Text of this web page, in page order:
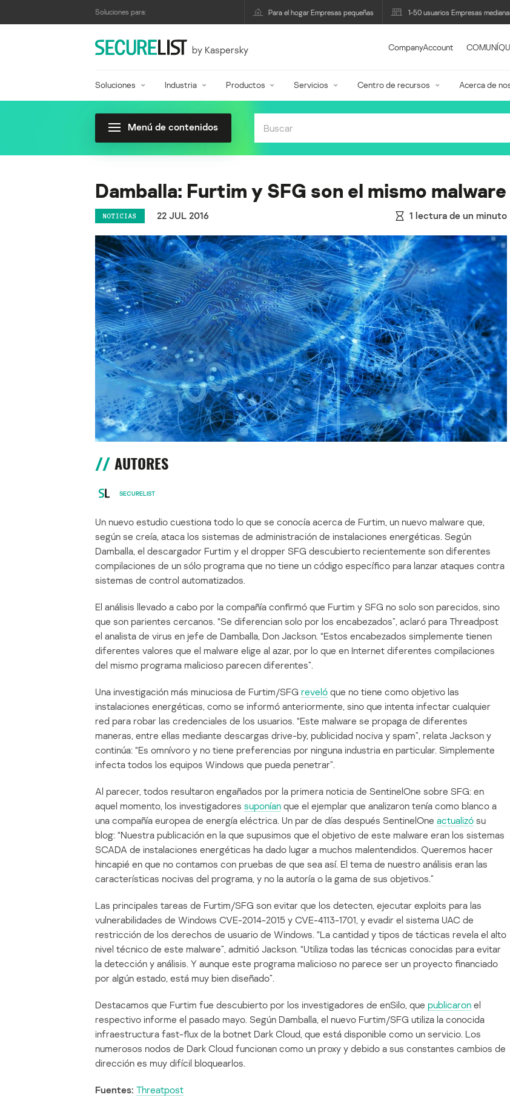
Soluciones para: Para el hogar Empresas pequeñas 1-50 usuarios Empresas
by Kaspersky CompanyAccount
Soluciones Industria Productos Servicios Centro de recursos Acerca de
Menú de contenidos
Damballa: Furtim y SFG son el mismo malware
NOTICIAS 22 JUL 2016 1 lectura de un minuto
AUTORES
SECURELIST
Un nuevo estudio cuestiona todo lo que se conocía acerca de Furtim, un nuevo malware que,
según se creía, ataca los sistemas de administración de instalaciones energéticas. Según
Damballa, el descargador Furtim y el dropper SFG descubierto recientemente son diferentes
compilaciones de un sólo programa que no tiene un código específico para lanzar ataques contra
sistemas de control automatizados.
El análisis llevado a cabo por la compañía confirmó que Furtim y SFG no solo son parecidos, sino
que son parientes cercanos. “Se diferencian solo por los encabezados”, aclaró para Threadpost
el analista de virus en jefe de Damballa, Don Jackson. “Estos encabezados simplemente tienen
diferentes valores que el malware elige al azar, por lo que en Internet diferentes compilaciones
del mismo programa malicioso parecen diferentes”.
Una investigación más minuciosa de Furtim/SFG reveló que no tiene como objetivo las
instalaciones energéticas, como se informó anteriormente, sino que intenta infectar cualquier
red para robar las credenciales de los usuarios. “Este malware se propaga de diferentes
maneras, entre ellas mediante descargas drive-by, publicidad nociva y spam”, relata Jackson y
continúa: “Es omnívoro y no tiene preferencias por ninguna industria en particular. Simplemente
infecta todos los equipos Windows que pueda penetrar”.
Al parecer, todos resultaron engañados por la primera noticia de SentinelOne sobre SFG: en
aquel momento, los investigadores suponían que el ejemplar que analizaron tenía como blanco a
una compañía europea de energía eléctrica. Un par de días después SentinelOne actualizó su
blog: “Nuestra publicación en la que supusimos que el objetivo de este malware eran los sistemas
SCADA de instalaciones energéticas ha dado lugar a muchos malentendidos. Queremos hacer
hincapié en que no contamos con pruebas de que sea así. El tema de nuestro análisis eran las
características nocivas del programa, y no la autoría o la gama de sus objetivos.”
Las principales tareas de Furtim/SFG son evitar que los detecten, ejecutar exploits para las
vulnerabilidades de Windows CVE-2014-2015 y CVE-4113-1701, y evadir el sistema UAC de
restricción de los derechos de usuario de Windows. “La cantidad y tipos de tácticas revela el alto
nivel técnico de este malware”, admitió Jackson. “Utiliza todas las técnicas conocidas para evitar
la detección y análisis. Y aunque este programa malicioso no parece ser un proyecto financiado
por algún estado, está muy bien diseñado”.
Destacamos que Furtim fue descubierto por los investigadores de enSilo, que publicaron el
respectivo informe el pasado mayo. Según Damballa, el nuevo Furtim/SFG utiliza la conocida
infraestructura fast-flux de la botnet Dark Cloud, que está disponible como un servicio. Los
numerosos nodos de Dark Cloud funcionan como un proxy y debido a sus constantes cambios de
dirección es muy difícil bloquearlos.
Fuentes: Threatpost